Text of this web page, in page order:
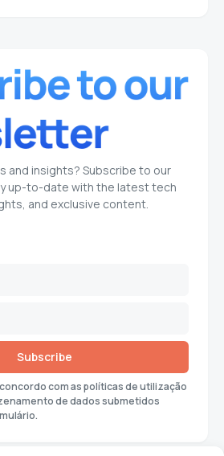
and insights? Subscribe to our
up-to-date with the latest tech
and exclusive content.
Subscribe
com as políticas de utilização
de dados submetidos